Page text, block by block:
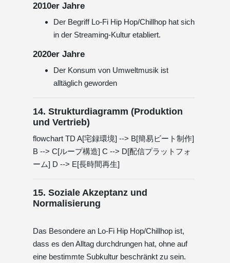
2010er Jahre
Der Begriff Lo‑Fi Hip Hop/Chillhop hat sich
in der Streaming-Kultur etabliert.
2020er Jahre
Der Konsum von Umweltmusik ist
alltäglich geworden
14. Strukturdiagramm (Produktion
und Vertrieb)
flowchart TD A[宅録環境] --> B[簡易ビート制作]
B --> C[ループ構造] C --> D[配信プラットフォ
ーム] D --> E[長時間再生]
15. Soziale Akzeptanz und
Normalisierung
Das Besondere an Lo-Fi Hip Hop/Chillhop ist,
dass es den Alltag durchdrungen hat, ohne auf
eine bestimmte Subkultur beschränkt zu sein.